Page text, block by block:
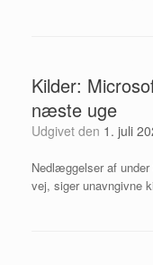
Kilder:
næste uge
Udgivet den 1. juli
Nedlæggelser af
vej, siger unavngivne